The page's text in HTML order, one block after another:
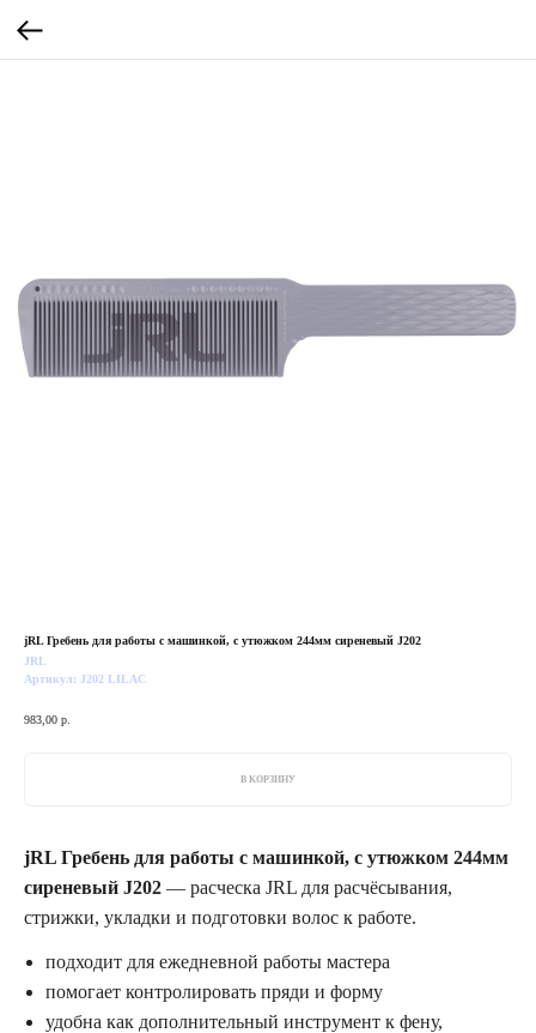
jRL Гребень для работы с машинкой, с утюжком 244мм сиреневый J202
JRL
Артикул: J202 LILAC
983,00 р.
В КОРЗИНУ
jRL Гребень для работы с машинкой, с утюжком 244мм
сиреневый J202 — расческа JRL для расчёсывания,
стрижки, укладки и подготовки волос к работе.
подходит для ежедневной работы мастера
помогает контролировать пряди и форму
удобна как дополнительный инструмент к фену,